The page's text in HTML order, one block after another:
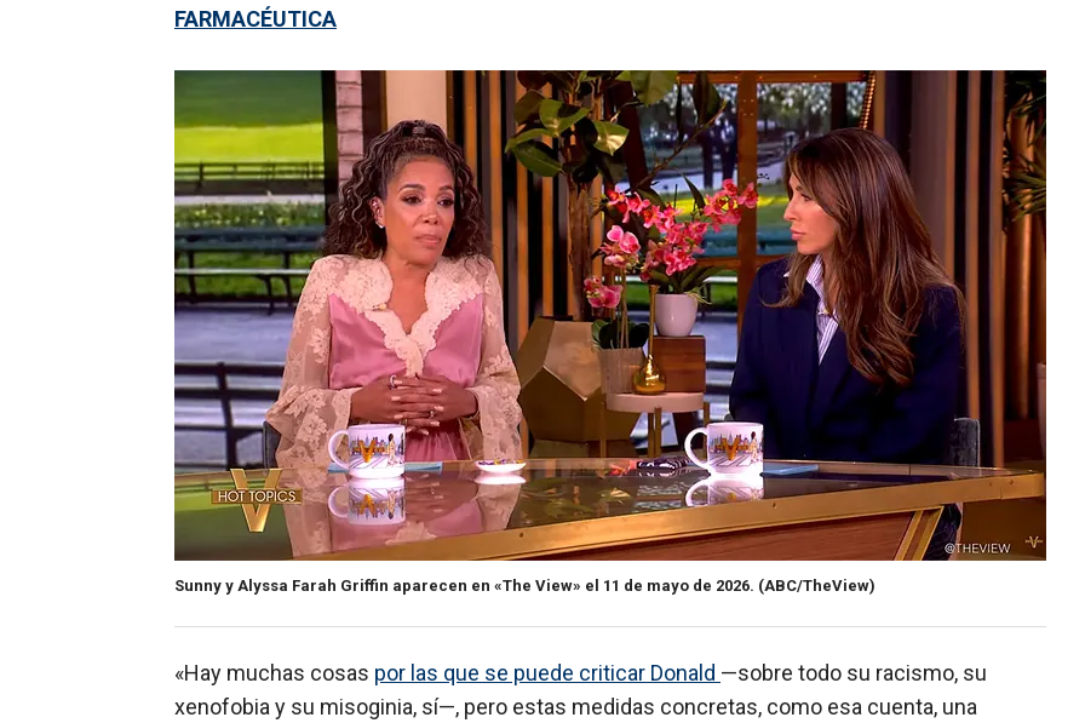
FARMACÉUTICA
Sunny y Alyssa Farah Griffin aparecen en «The View» el 11 de mayo de 2026. (ABC/TheView)
«Hay muchas cosas por las que se puede criticar Donald —sobre todo su racismo, su
xenofobia y su misoginia, sí—, pero estas medidas concretas, como esa cuenta, una